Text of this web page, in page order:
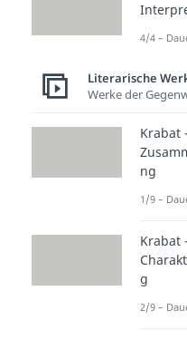
4/4 –
Literarische
Werke der
Krabat -
ng
1/9 –
Krabat -
g
2/9 –